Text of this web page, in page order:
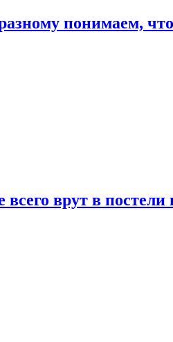
понимаем,
врут в постели